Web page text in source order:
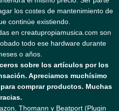
los costes de mantenimiento de
continúe existiendo.
en creatupropiamusica.com son
todo ese hardware durante
o años.
sobre los artículos por los
Apreciamos muchísimo
comprar productos. Muchas
Thomann y Beatport (Plugin